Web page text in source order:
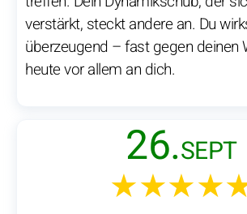
verstärkt, steckt andere an. Du
überzeugend – fast gegen deinen
heute vor allem an dich.
26.SEPT